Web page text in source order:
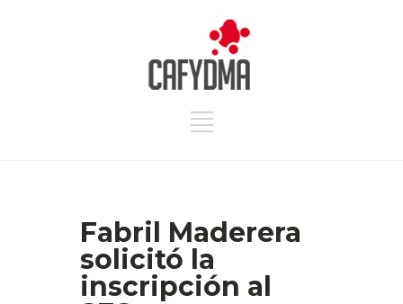
Fabril Maderera
solicitó la
inscripción al